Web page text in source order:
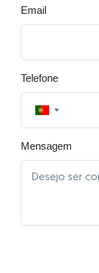
Email
Telefone
▼
Mensagem